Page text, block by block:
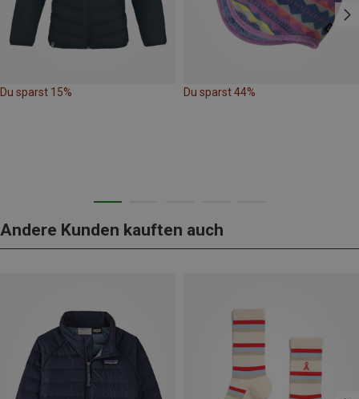
Du sparst 15% Du sparst 44%
Andere Kunden kauften auch